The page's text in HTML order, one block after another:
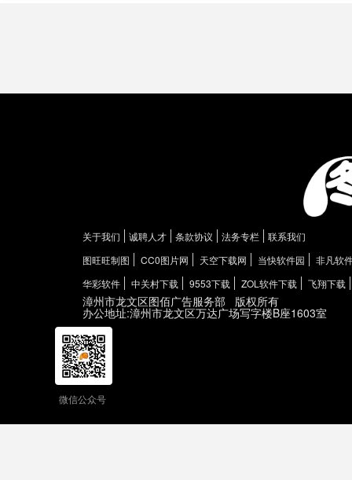
关于我们 诚聘人才 条款协议 法务专栏
联系我们
图旺旺制图
CC0图片网 天空下载网 当快软件园
非凡软
华彩软件
中关村下载 9553下载 ZOL软件下载 飞翔下载
漳州市龙文区图佰广告服务部 版权所有
办公地址:漳州市龙文区万达广场写字楼B座1603室
微信公众号